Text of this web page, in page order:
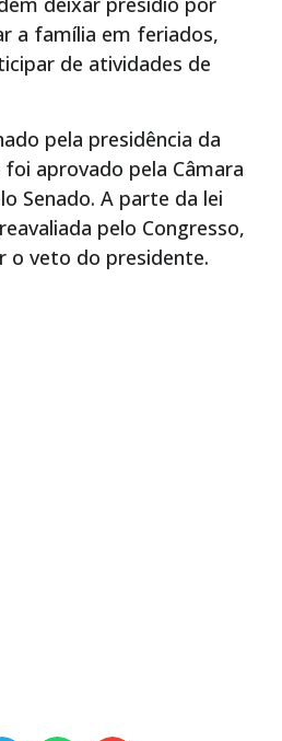
a família em feriados,
de atividades de
pela presidência da
aprovado pela Câmara
Senado. A parte da lei
pelo Congresso,
o veto do presidente.